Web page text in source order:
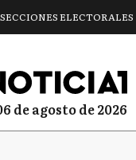
SECCIONES ELECTORALES
de agosto de 2026